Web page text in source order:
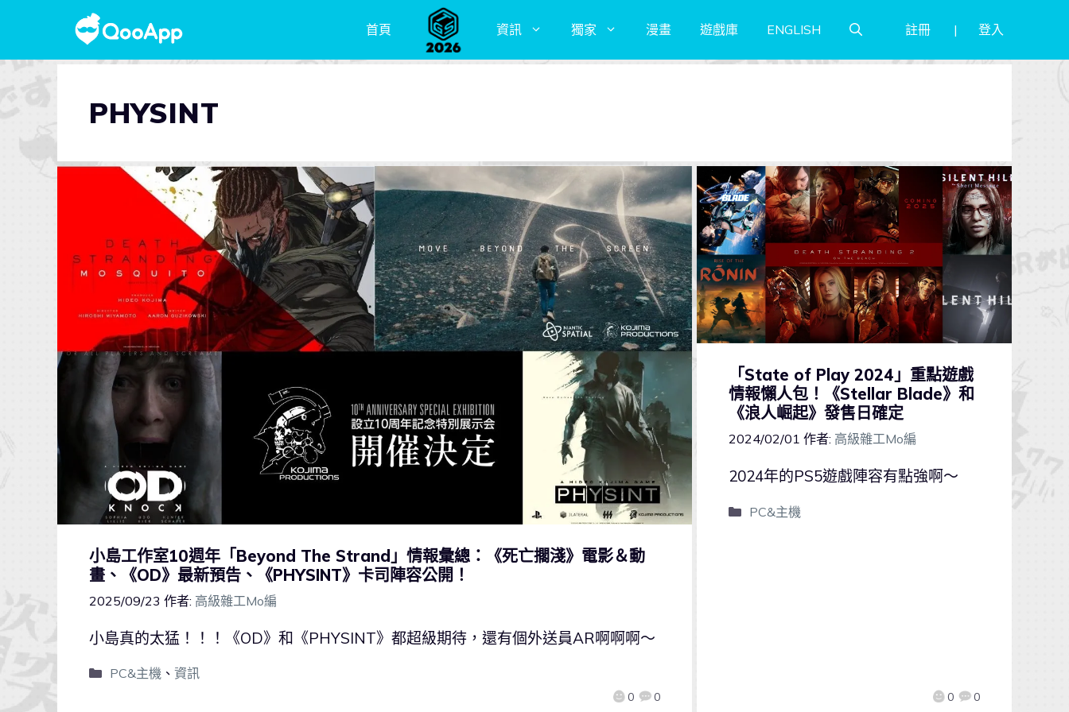
首頁 資訊 獨家 漫畫 遊戲庫 ENGLISH 註冊 登入
PHYSINT
小島工作室10週年「Beyond The Strand」情報彙總：《死亡擱淺》電影＆動
畫、《OD》最新預告、《PHYSINT》卡司陣容公開！
2025/09/23 作者: 高級雜工Mo編
0 0
小島真的太猛！！！《OD》和《PHYSINT》都超級期待，還有個外送員AR啊啊啊～
PC&主機 、 資訊
「State of Play 2024」重點遊戲
情報懶人包！《Stellar Blade》和
《浪人崛起》發售日確定
2024/02/01 作者: 高級雜工Mo編
0 0
2024年的PS5遊戲陣容有點強啊～
PC&主機